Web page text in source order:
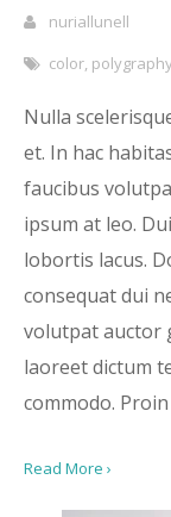
nuriallunell
color,
Nulla
et. In hac
faucibus
ipsum at leo.
lobortis lacus.
consequat dui
volutpat auctor
laoreet dictum
commodo.
Read More ›